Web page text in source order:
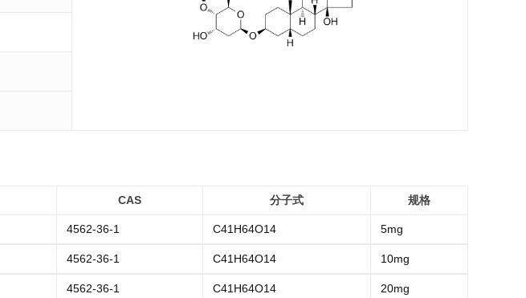
CAS 分子式 规格
4562-36-1 C41H64O14 5mg
4562-36-1 C41H64O14 10mg
4562-36-1 C41H64O14 20mg